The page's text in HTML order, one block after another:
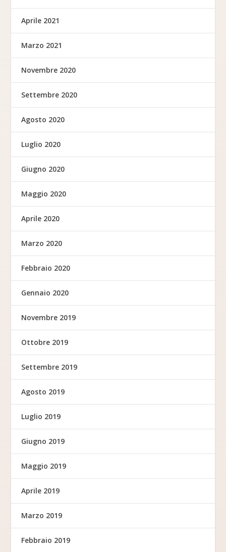
Aprile 2021
Marzo 2021
Novembre 2020
Settembre 2020
Agosto 2020
Luglio 2020
Giugno 2020
Maggio 2020
Aprile 2020
Marzo 2020
Febbraio 2020
Gennaio 2020
Novembre 2019
Ottobre 2019
Settembre 2019
Agosto 2019
Luglio 2019
Giugno 2019
Maggio 2019
Aprile 2019
Marzo 2019
Febbraio 2019